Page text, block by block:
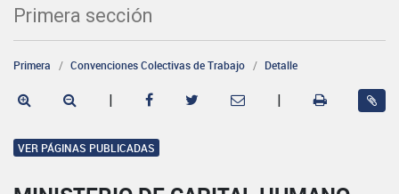
Primera sección
Primera Convenciones Colectivas de Trabajo Detalle
| |
VER PÁGINAS PUBLICADAS